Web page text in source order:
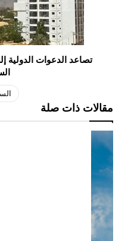
تصاعد الدعوات الدولية
مقالات ذات صلة